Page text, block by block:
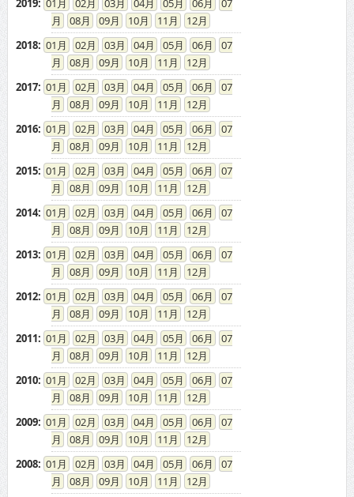
2019: 01 02 03 04 05 06
07
08
09 10 11
12
2018: 01 02 03 04 05 06
07
08
09 10 11
12
2017: 01 02 03 04 05 06
07
08
09 10 11
12
2016: 01 02 03 04 05 06
07
08
09 10 11
12
2015: 01 02 03 04 05 06
07
08
09 10 11
12
2014: 01 02 03 04 05 06
07
08
09 10 11
12
2013: 01 02 03 04 05 06
07
08
09 10 11
12
2012: 01 02 03 04 05 06
07
08
09 10 11
12
2011: 01 02 03 04 05 06
07
08
09 10 11
12
2010: 01 02 03 04 05 06
07
08
09 10 11
12
2009: 01 02 03 04 05 06
07
08
09 10 11
12
2008: 01 02 03 04 05 06
07
08
09 10 11
12